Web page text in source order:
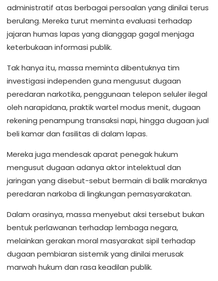
administratif atas berbagai persoalan yang dinilai terus
berulang. Mereka turut meminta evaluasi terhadap
jajaran humas lapas yang dianggap gagal menjaga
keterbukaan informasi publik.
Tak hanya itu, massa meminta dibentuknya tim
investigasi independen guna mengusut dugaan
peredaran narkotika, penggunaan telepon seluler ilegal
oleh narapidana, praktik wartel modus menit, dugaan
rekening penampung transaksi napi, hingga dugaan jual
beli kamar dan fasilitas di dalam lapas.
Mereka juga mendesak aparat penegak hukum
mengusut dugaan adanya aktor intelektual dan
jaringan yang disebut-sebut bermain di balik maraknya
peredaran narkoba di lingkungan pemasyarakatan.
Dalam orasinya, massa menyebut aksi tersebut bukan
bentuk perlawanan terhadap lembaga negara,
melainkan gerakan moral masyarakat sipil terhadap
dugaan pembiaran sistemik yang dinilai merusak
marwah hukum dan rasa keadilan publik.